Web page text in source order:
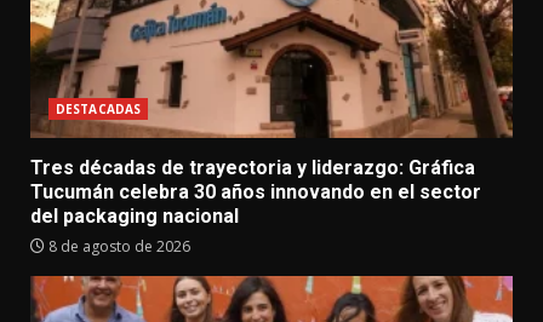
DESTACADAS
Tres décadas de trayectoria y liderazgo: Gráfica
Tucumán celebra 30 años innovando en el sector
del packaging nacional
8 de agosto de 2026